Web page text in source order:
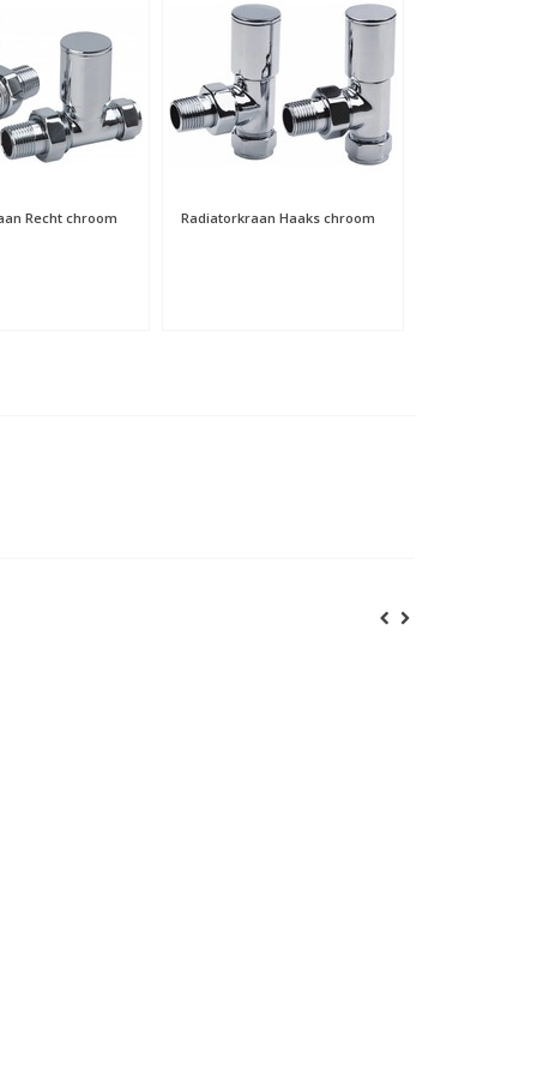
Recht chroom Radiatorkraan Haaks chroom